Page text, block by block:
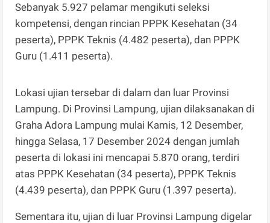
Sebanyak 5.927 pelamar mengikuti seleksi
kompetensi, dengan rincian PPPK Kesehatan (34
peserta), PPPK Teknis (4.482 peserta), dan PPPK
Guru (1.411 peserta).
Lokasi ujian tersebar di dalam dan luar Provinsi
Lampung. Di Provinsi Lampung, ujian dilaksanakan di
Graha Adora Lampung mulai Kamis, 12 Desember,
hingga Selasa, 17 Desember 2024 dengan jumlah
peserta di lokasi ini mencapai 5.870 orang, terdiri
atas PPPK Kesehatan (34 peserta), PPPK Teknis
(4.439 peserta), dan PPPK Guru (1.397 peserta).
Sementara itu, ujian di luar Provinsi Lampung digelar